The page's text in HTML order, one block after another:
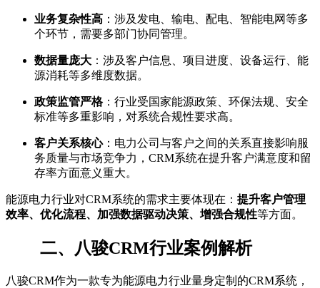
业务复杂性高 ：涉及发电、输电、配电、智能电网等多
个环节，需要多部门协同管理。
数据量庞大 ：涉及客户信息、项目进度、设备运行、能
源消耗等多维度数据。
政策监管严格：行业受国家能源政策、环保法规、安全
标准等多重影响，对系统合规性要求高。
客户关系核心：电力公司与客户之间的关系直接影响服
务质量与市场竞争力，CRM系统在提升客户满意度和留
存率方面意义重大。
能源电力行业对CRM系统的需求主要体现在： 提升客户管理
效率、优化流程、加强数据驱动决策、增强合规性等方面。
二、八骏CRM行业案例解析
八骏CRM作为一款专为能源电力行业量身定制的CRM系统，